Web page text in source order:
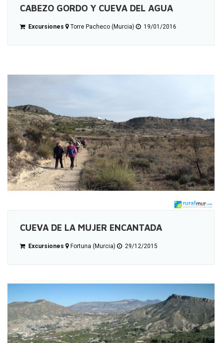
CABEZO GORDO Y CUEVA DEL AGUA
Excursiones Torre Pacheco (Murcia) 19/01/2016
CUEVA DE LA MUJER ENCANTADA
Excursiones Fortuna (Murcia) 29/12/2015